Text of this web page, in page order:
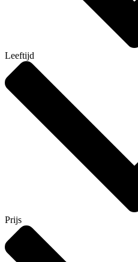
Leeftijd
Prijs